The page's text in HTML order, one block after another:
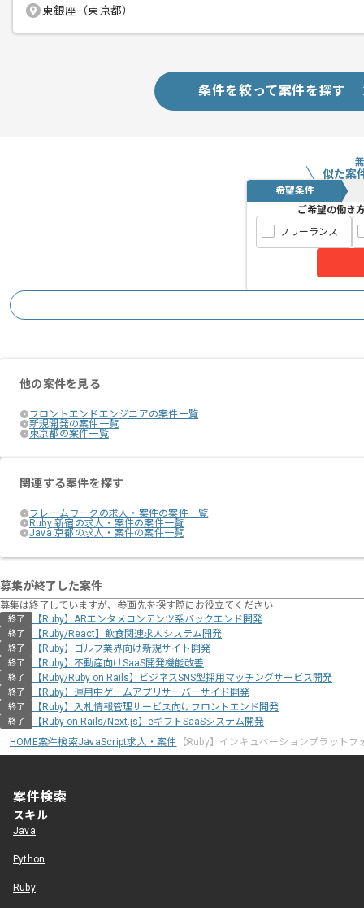
東銀座（東京都）
条件を絞って案件を探す
似た案
希望条件
ご希望の働き
フリーランス
他の案件を見る
フロントエンドエンジニアの案件一覧
新規開発の案件一覧
東京都の案件一覧
関連する案件を探す
フレームワークの求人・案件の案件一覧
Ruby 新宿の求人・案件の案件一覧
Java 京都の求人・案件の案件一覧
募集が終了した案件
募集は終了していますが、参画先を探す際にお役立てください
終了 【Ruby】ARエンタメコンテンツ系バックエンド開発
終了 【Ruby/React】飲食関連求人システム開発
終了 【Ruby】ゴルフ業界向け新規サイト開発
終了 【Ruby】不動産向けSaaS開発機能改善
終了 【Ruby/Ruby on Rails】ビジネスSNS型採用マッチングサービス開発
終了 【Ruby】運用中ゲームアプリサーバーサイド開発
終了 【Ruby】入札情報管理サービス向けフロントエンド開発
終了
【Ruby on Rails/Next.js】eギフトSaaSシステム開発
HOME案件検索JavaScript求人・案件 【Ruby】インキュベーションプラットフ
案件検索
スキル
Java
Python
Ruby